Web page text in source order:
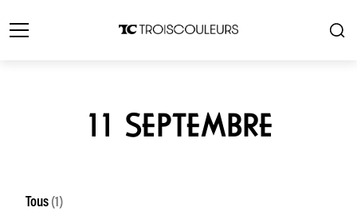
11 SEPTEMBRE
Tous (1)